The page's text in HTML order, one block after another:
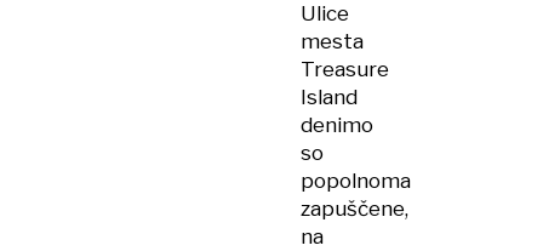
Ulice
mesta
Treasure
Island
denimo
so
popolnoma
zapuščene,
na